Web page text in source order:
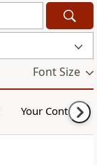
Font Size
Your Content